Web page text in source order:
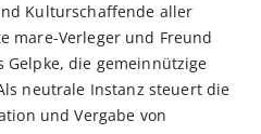
Kulturschaffende aller
mare-Verleger und Freund
Gelpke, die gemeinnützige
neutrale Instanz steuert die
und Vergabe von